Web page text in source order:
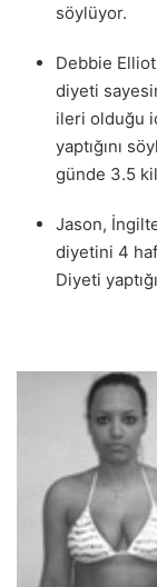
söylüyor.
Debbie
diyeti
ileri olduğu
yaptığını
günde 3.5
Jason,
diyetini 4
Diyeti